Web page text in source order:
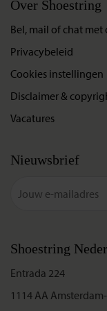
Over Shoestring
Bel, mail of chat met
Privacybeleid
Cookies instellingen
Disclaimer &
Vacatures
Nieuwsbrief
Shoestring
Entrada 224
1114 AA